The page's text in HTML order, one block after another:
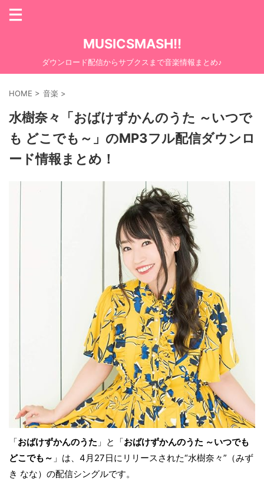
MUSICSMASH!!
ダウンロード配信からサブクスまで音楽情報まとめ♪
HOME > 音楽 >
水樹奈々「おばけずかんのうた ～いつで
も どこでも～」のMP3フル配信ダウンロ
ード情報まとめ！
「おばけずかんのうた 」と「おばけずかんのうた ～いつでも
どこでも～ 」は、4月27日にリリースされた“水樹奈々”（みず
き なな）の配信シングルです。